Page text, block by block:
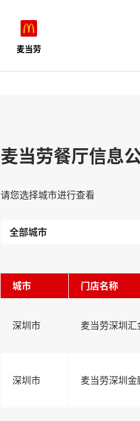
麦当劳
麦当劳餐厅信息
请您选择城市进行查看
城市 门店名称
深圳市 麦当劳深圳汇
深圳市 麦当劳深圳金